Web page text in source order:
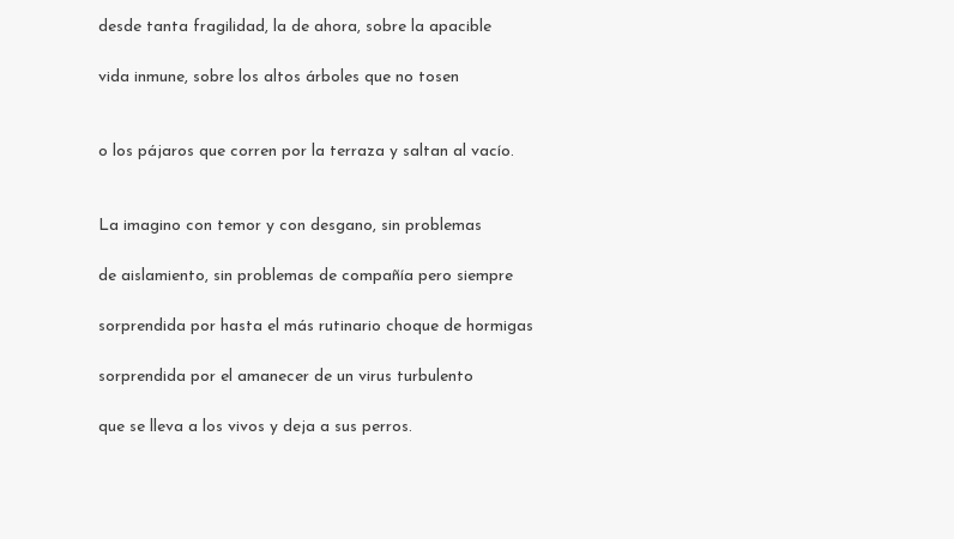
desde tanta fragilidad, la de ahora, sobre la apacible
vida inmune, sobre los altos árboles que no tosen
o los pájaros que corren por la terraza y saltan al vacío.
La imagino con temor y con desgano, sin problemas
de aislamiento, sin problemas de compañía pero siempre
sorprendida por hasta el más rutinario choque de hormigas
sorprendida por el amanecer de un virus turbulento
que se lleva a los vivos y deja a sus perros.